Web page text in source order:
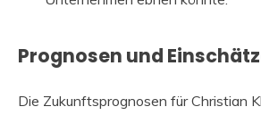
Prognosen und
Die Zukunftsprognosen für Christian